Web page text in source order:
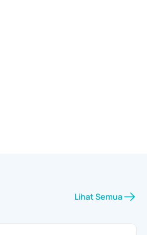
Lihat Semua